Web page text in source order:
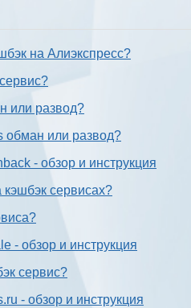
на Алиэкспресс?
или развод?
обман или развод?
- обзор и инструкция
кэшбэк сервисах?
- обзор и инструкция
сервис?
- обзор и инструкция